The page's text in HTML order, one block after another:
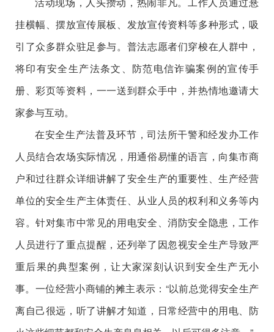
挂横幅、摆放宣传展板、发放宣传资料等多种形式，吸
引了众多群众驻足参与。普法志愿者们穿梭在人群中，
将印有安全生产法条文、防范电信诈骗案例的宣传手
册、彩页等资料，一一送到群众手中，并热情地邀请大
家参与互动。
在安全生产法普及环节，司法所干警和经发办工作
人员结合农场实际情况，用通俗易懂的语言，向集市商
户和过往群众详细讲解了安全生产的重要性、生产经营
单位的安全生产主体责任、从业人员的权利和义务等内
容。针对集市中常见的用电安全、消防安全隐患，工作
人员进行了重点提醒，还列举了因忽视安全生产导致严
重后果的典型案例，让大家深刻认识到安全生产无小
事。一位经营小商铺的摊主表示： “以前总觉得安全生产
离自己很远，听了讲解才知道，日常经营中的用电、防